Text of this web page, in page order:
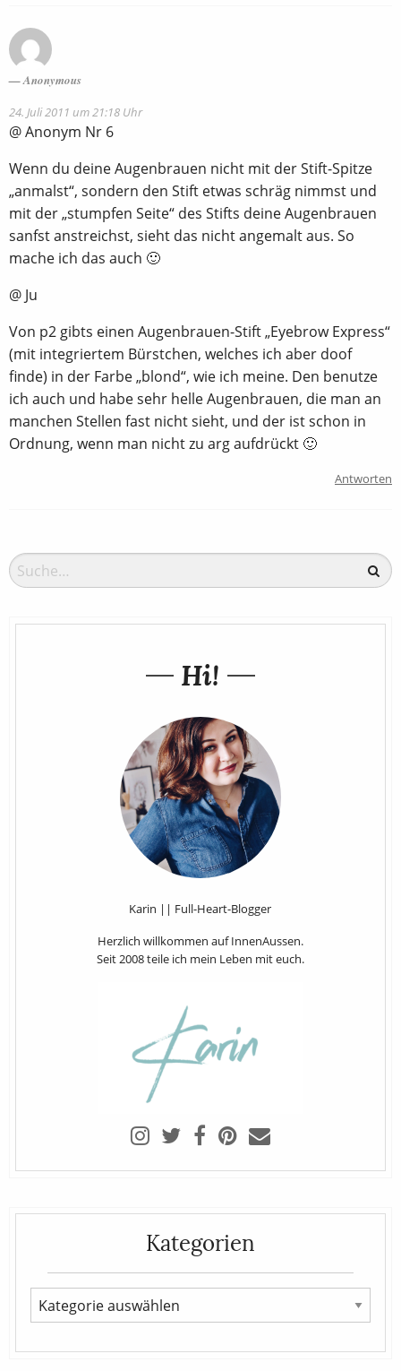
Anonymous
24. Juli 2011 um 21:18 Uhr
@ Anonym Nr 6
Wenn du deine Augenbrauen nicht mit der Stift-Spitze
„anmalst“, sondern den Stift etwas schräg nimmst und
mit der „stumpfen Seite“ des Stifts deine Augenbrauen
sanfst anstreichst, sieht das nicht angemalt aus. So
mache ich das auch 🙂
@ Ju
Von p2 gibts einen Augenbrauen-Stift „Eyebrow Express“
(mit integriertem Bürstchen, welches ich aber doof
finde) in der Farbe „blond“, wie ich meine. Den benutze
ich auch und habe sehr helle Augenbrauen, die man an
manchen Stellen fast nicht sieht, und der ist schon in
Ordnung, wenn man nicht zu arg aufdrückt 🙂
Antworten
Hi!
Karin || Full-Heart-Blogger
Herzlich willkommen auf InnenAussen.
Seit 2008 teile ich mein Leben mit euch.
Kategorien